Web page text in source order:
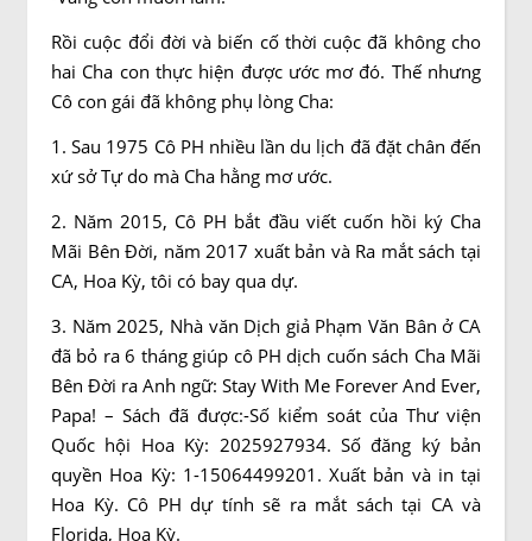
Rồi cuộc đổi đời và biến cố thời cuộc đã không cho
hai Cha con thực hiện được ước mơ đó. Thế nhưng
Cô con gái đã không phụ lòng Cha:
1. Sau 1975 Cô PH nhiều lần du lịch đã đặt chân đến
xứ sở Tự do mà Cha hằng mơ ước.
2. Năm 2015, Cô PH bắt đầu viết cuốn hồi ký Cha
Mãi Bên Đời, năm 2017 xuất bản và Ra mắt sách tại
CA, Hoa Kỳ, tôi có bay qua dự.
3. Năm 2025, Nhà văn Dịch giả Phạm Văn Bân ở CA
đã bỏ ra 6 tháng giúp cô PH dịch cuốn sách Cha Mãi
Bên Đời ra Anh ngữ: Stay With Me Forever And Ever,
Papa! – Sách đã được:-Số kiểm soát của Thư viện
Quốc hội Hoa Kỳ: 2025927934. Số đăng ký bản
quyền Hoa Kỳ: 1-15064499201. Xuất bản và in tại
Hoa Kỳ. Cô PH dự tính sẽ ra mắt sách tại CA và
Florida, Hoa Kỳ.